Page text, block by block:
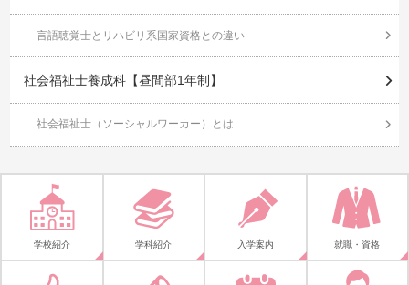
言語聴覚士とリハビリ系国家資格との違い
社会福祉士養成科【昼間部1年制】
社会福祉士（ソーシャルワーカー）とは
学校紹介 学科紹介 入学案内 就職・資格